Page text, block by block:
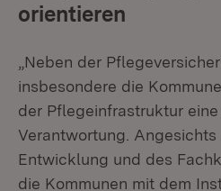
orientieren
„Neben der
insbesondere die
der Pflegeinfrastruktur
Verantwortung.
Entwicklung und des
die Kommunen mit dem